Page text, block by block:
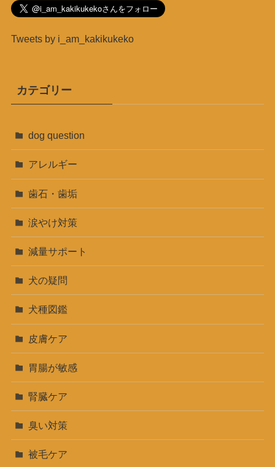
Tweets by i_am_kakikukeko
カテゴリー
dog question
アレルギー
歯石・歯垢
涙やけ対策
減量サポート
犬の疑問
犬種図鑑
皮膚ケア
胃腸が敏感
腎臓ケア
臭い対策
被毛ケア